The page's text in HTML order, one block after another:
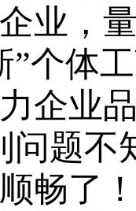
业，
”个体
企业
题不
畅了